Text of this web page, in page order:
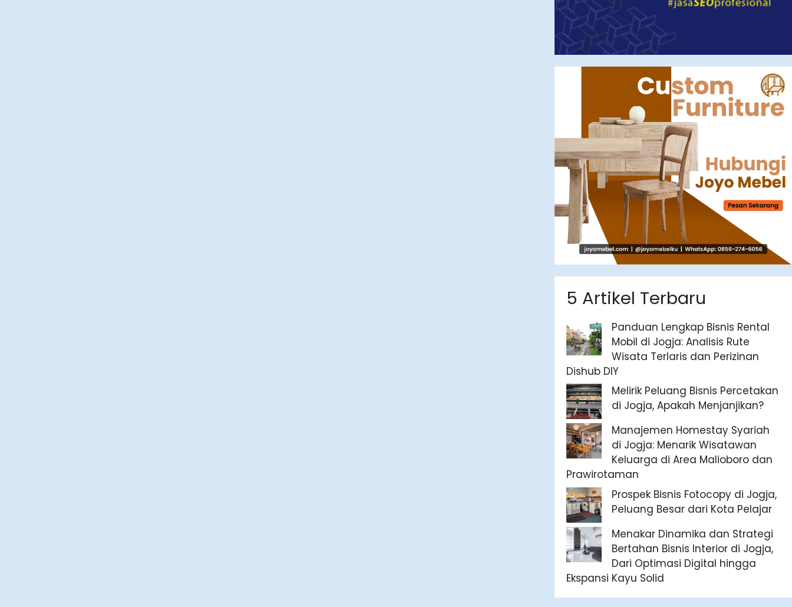
5 Artikel Terbaru
Panduan Lengkap Bisnis Rental
Mobil di Jogja: Analisis Rute
Wisata Terlaris dan Perizinan
Dishub DIY
Melirik Peluang Bisnis Percetakan
di Jogja, Apakah Menjanjikan?
Manajemen Homestay Syariah
di Jogja: Menarik Wisatawan
Keluarga di Area Malioboro dan
Prawirotaman
Prospek Bisnis Fotocopy di Jogja,
Peluang Besar dari Kota Pelajar
Menakar Dinamika dan Strategi
Bertahan Bisnis Interior di Jogja,
Dari Optimasi Digital hingga
Ekspansi Kayu Solid